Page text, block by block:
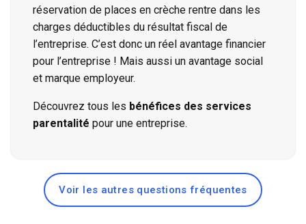
réservation de places en crèche rentre dans les
charges déductibles du résultat fiscal de
l’entreprise. C’est donc un réel avantage financier
pour l’entreprise ! Mais aussi un avantage social
et marque employeur.
Découvrez tous les bénéfices des services
parentalité pour une entreprise.
Voir les autres questions fréquentes